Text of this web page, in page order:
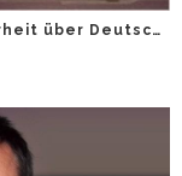
Die Wahrheit über Deutschland Pt. 9